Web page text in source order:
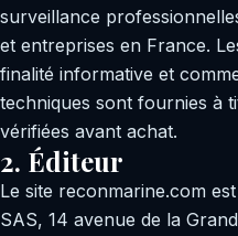
surveillance
et entreprises en France.
finalité informative et
techniques sont fournies à
vérifiées avant achat.
2. Éditeur
Le site reconmarine.com
SAS, 14 avenue de la